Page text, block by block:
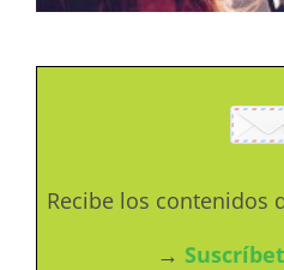
Recibe los contenidos
→